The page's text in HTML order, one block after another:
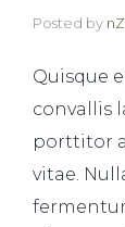
Posted by
Quisque
convallis
porttitor
vitae.